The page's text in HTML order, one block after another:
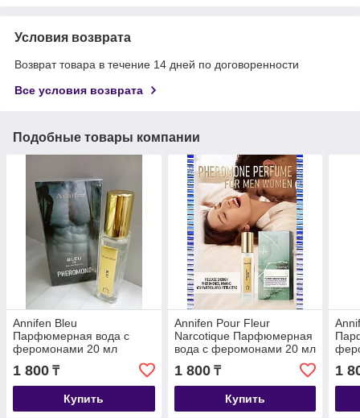
Условия возврата
Возврат товара в течение 14 дней по договоренности
Все условия возврата
Подобные товары компании
Annifen Bleu
Парфюмерная вода с
феромонами 20 мл
1 800 ₸
Купить
Annifen Pour Fleur
Narcotique Парфюмерная
вода с феромонами 20 мл
1 800₸
Купить
1